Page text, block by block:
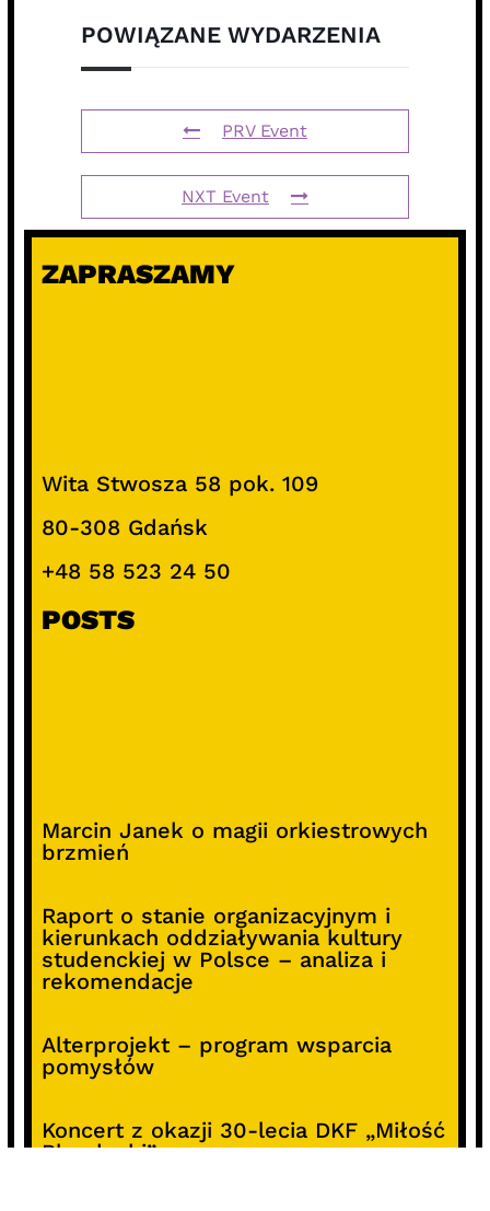
POWIĄZANE WYDARZENIA
PRV Event
NXT Event
ZAPRASZAMY
Wita Stwosza 58 pok. 109
80-308 Gdańsk
+48 58 523 24 50
POSTS
Marcin Janek o magii orkiestrowych
brzmień
Raport o stanie organizacyjnym i
kierunkach oddziaływania kultury
studenckiej w Polsce – analiza i
rekomendacje
Alterprojekt – program wsparcia
pomysłów
Koncert z okazji 30-lecia DKF „Miłość
Blondynki”